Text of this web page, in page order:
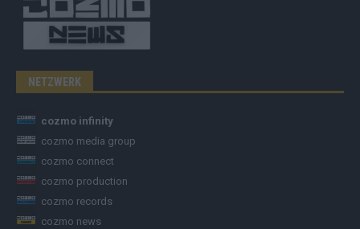
NETZWERK
cozmo infinity
cozmo media group
cozmo connect
cozmo production
cozmo records
cozmo news